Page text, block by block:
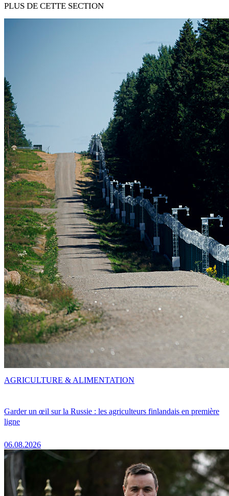
PLUS DE CETTE SECTION
Garder un œil sur la Russie : les agriculteurs finlandais en première
ligne
06.08.2026
AGRICULTURE & ALIMENTATION